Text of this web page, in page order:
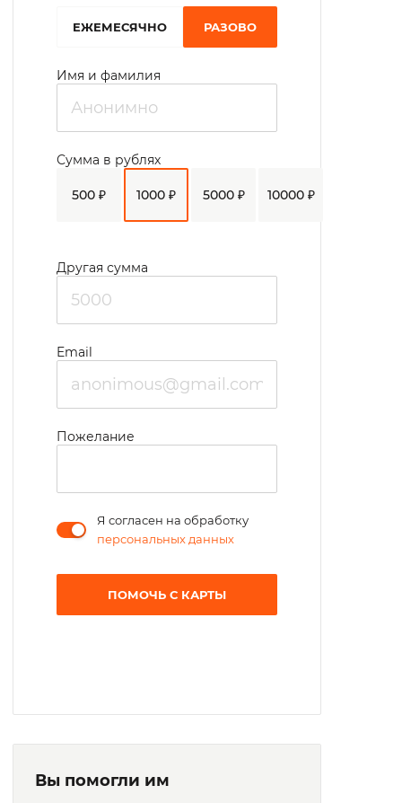
EЖЕМЕСЯЧНО РАЗОВО
Имя и фамилия
500 ₽ 1000 ₽ 5000 ₽ 10000 ₽
Сумма в рублях
Другая сумма
Email
Пожелание
Я согласен на обработку
персональных данных
ПОМОЧЬ С КАРТЫ
Вы помогли им